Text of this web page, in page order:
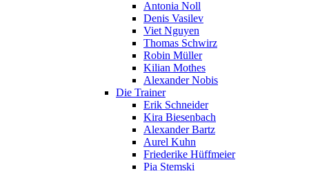
Antonia Noll
Denis Vasilev
Viet Nguyen
Thomas Schwirz
Robin Müller
Kilian Mothes
Alexander Nobis
Die Trainer
Erik Schneider
Kira Biesenbach
Alexander Bartz
Aurel Kuhn
Friederike Hüffmeier
Pia Stemski